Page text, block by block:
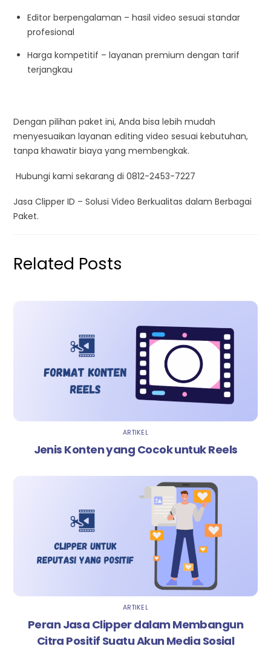
Editor berpengalaman – hasil video sesuai standar
profesional
Harga kompetitif – layanan premium dengan tarif
terjangkau
Dengan pilihan paket ini, Anda bisa lebih mudah
menyesuaikan layanan editing video sesuai kebutuhan,
tanpa khawatir biaya yang membengkak.
Hubungi kami sekarang di 0812-2453-7227
Jasa Clipper ID – Solusi Video Berkualitas dalam Berbagai
Paket.
Related Posts
ARTIKEL
Jenis Konten yang Cocok untuk Reels
ARTIKEL
Peran Jasa Clipper dalam Membangun
Citra Positif Suatu Akun Media Sosial